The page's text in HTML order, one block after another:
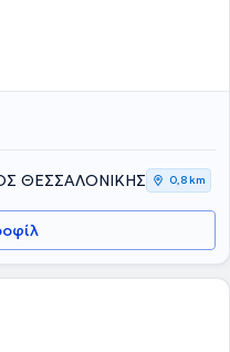
ΘΕΣΣΑΛΟΝΙΚΗΣ 0,8 km